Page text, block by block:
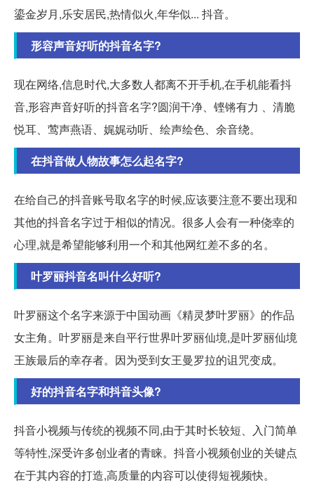
鎏金岁月,乐安居民,热情似火,年华似... 抖音。
形容声音好听的抖音名字?
现在网络,信息时代,大多数人都离不开手机,在手机能看抖
音,形容声音好听的抖音名字?圆润干净、铿锵有力 、清脆
悦耳、莺声燕语、娓娓动听、绘声绘色、余音绕。
在抖音做人物故事怎么起名字?
在给自己的抖音账号取名字的时候,应该要注意不要出现和
其他的抖音名字过于相似的情况。很多人会有一种侥幸的
心理,就是希望能够利用一个和其他网红差不多的名。
叶罗丽抖音名叫什么好听?
叶罗丽这个名字来源于中国动画《精灵梦叶罗丽》的作品
女主角。叶罗丽是来自平行世界叶罗丽仙境,是叶罗丽仙境
王族最后的幸存者。因为受到女王曼罗拉的诅咒变成。
好的抖音名字和抖音头像?
抖音小视频与传统的视频不同,由于其时长较短、入门简单
等特性,深受许多创业者的青睐。抖音小视频创业的关键点
在于其内容的打造,高质量的内容可以使得短视频快。